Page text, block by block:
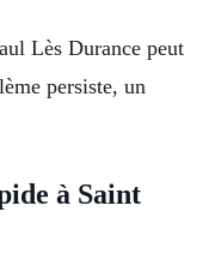
Lès Durance peut
persiste, un
à Saint